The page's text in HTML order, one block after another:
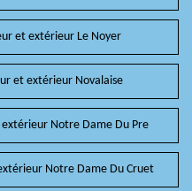
et extérieur Le Noyer
et extérieur Novalaise
Notre Dame Du Pre
Notre Dame Du Cruet